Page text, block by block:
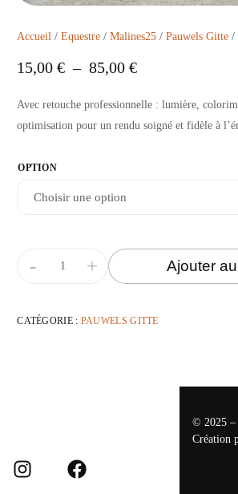
Accueil /Equestre /Malines25 /Pauwels Gitte /
15,00€ – 85,00€
Avec retouche professionnelle : lumière,
optimisation pour un rendu soigné et fidèle à
OPTION
+
- Ajouter
CATÉGORIE : PAUWELS GITTE
© 2025 –
Création